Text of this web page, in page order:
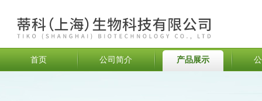
首页 公司简介 产品展示